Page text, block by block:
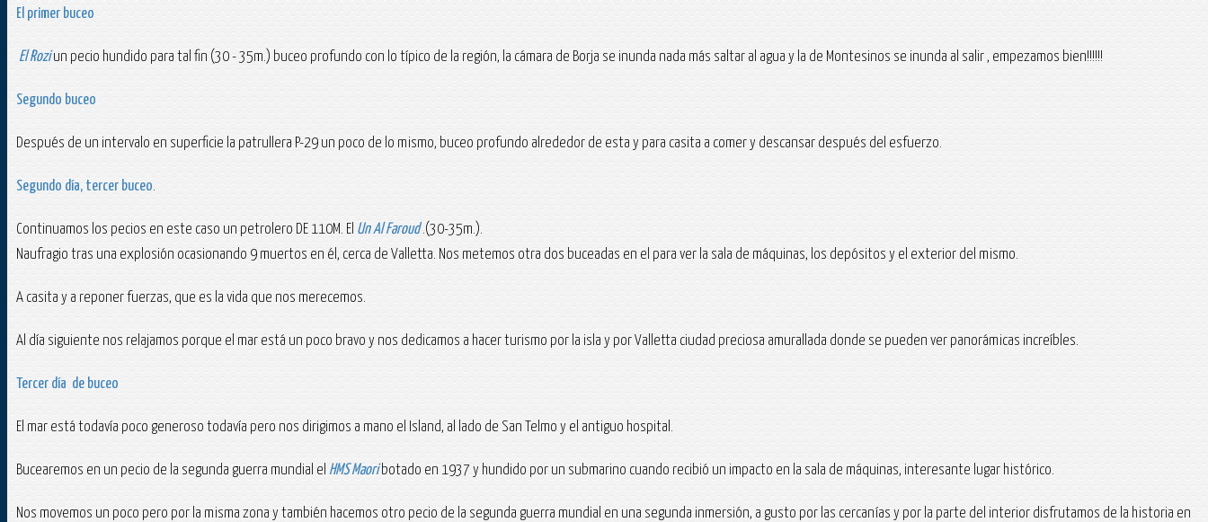
El primer buceo
El Roziun pecio hundido para tal fin (30 - 35m.) buceo profundo con lo típico de la región, la cámara de Borja se inunda nada más saltar al agua y la de Montesinos se inunda al salir , empezamos bien!!!!!!
Segundo buceo
Después de un intervalo en superficie la patrullera P-29 un poco de lo mismo, buceo profundo alrededor de esta y para casita a comer y descansar después del esfuerzo.
Segundo día, tercer buceo.
Continuamos los pecios en este caso un petrolero DE 110M. El Un Al Faroud.(30-35m.).
Naufragio tras una explosión ocasionando 9 muertos en él, cerca de Valletta. Nos metemos otra dos buceadas en el para ver la sala de máquinas, los depósitos y el exterior del mismo.
A casita y a reponer fuerzas, que es la vida que nos merecemos.
Al día siguiente nos relajamos porque el mar está un poco bravo y nos dedicamos a hacer turismo por la isla y por Valletta ciudad preciosa amurallada donde se pueden ver panorámicas increíbles.
Tercer día de buceo
El mar está todavía poco generoso todavía pero nos dirigimos a mano el Island, al lado de San Telmo y el antiguo hospital.
Bucearemos en un pecio de la segunda guerra mundial el HMS Maoribotado en 1937 y hundido por un submarino cuando recibió un impacto en la sala de máquinas, interesante lugar histórico.
Nos movemos un poco pero por la misma zona y también hacemos otro pecio de la segunda guerra mundial en una segunda inmersión, a gusto por las cercanías y por la parte del interior disfrutamos de la historia en